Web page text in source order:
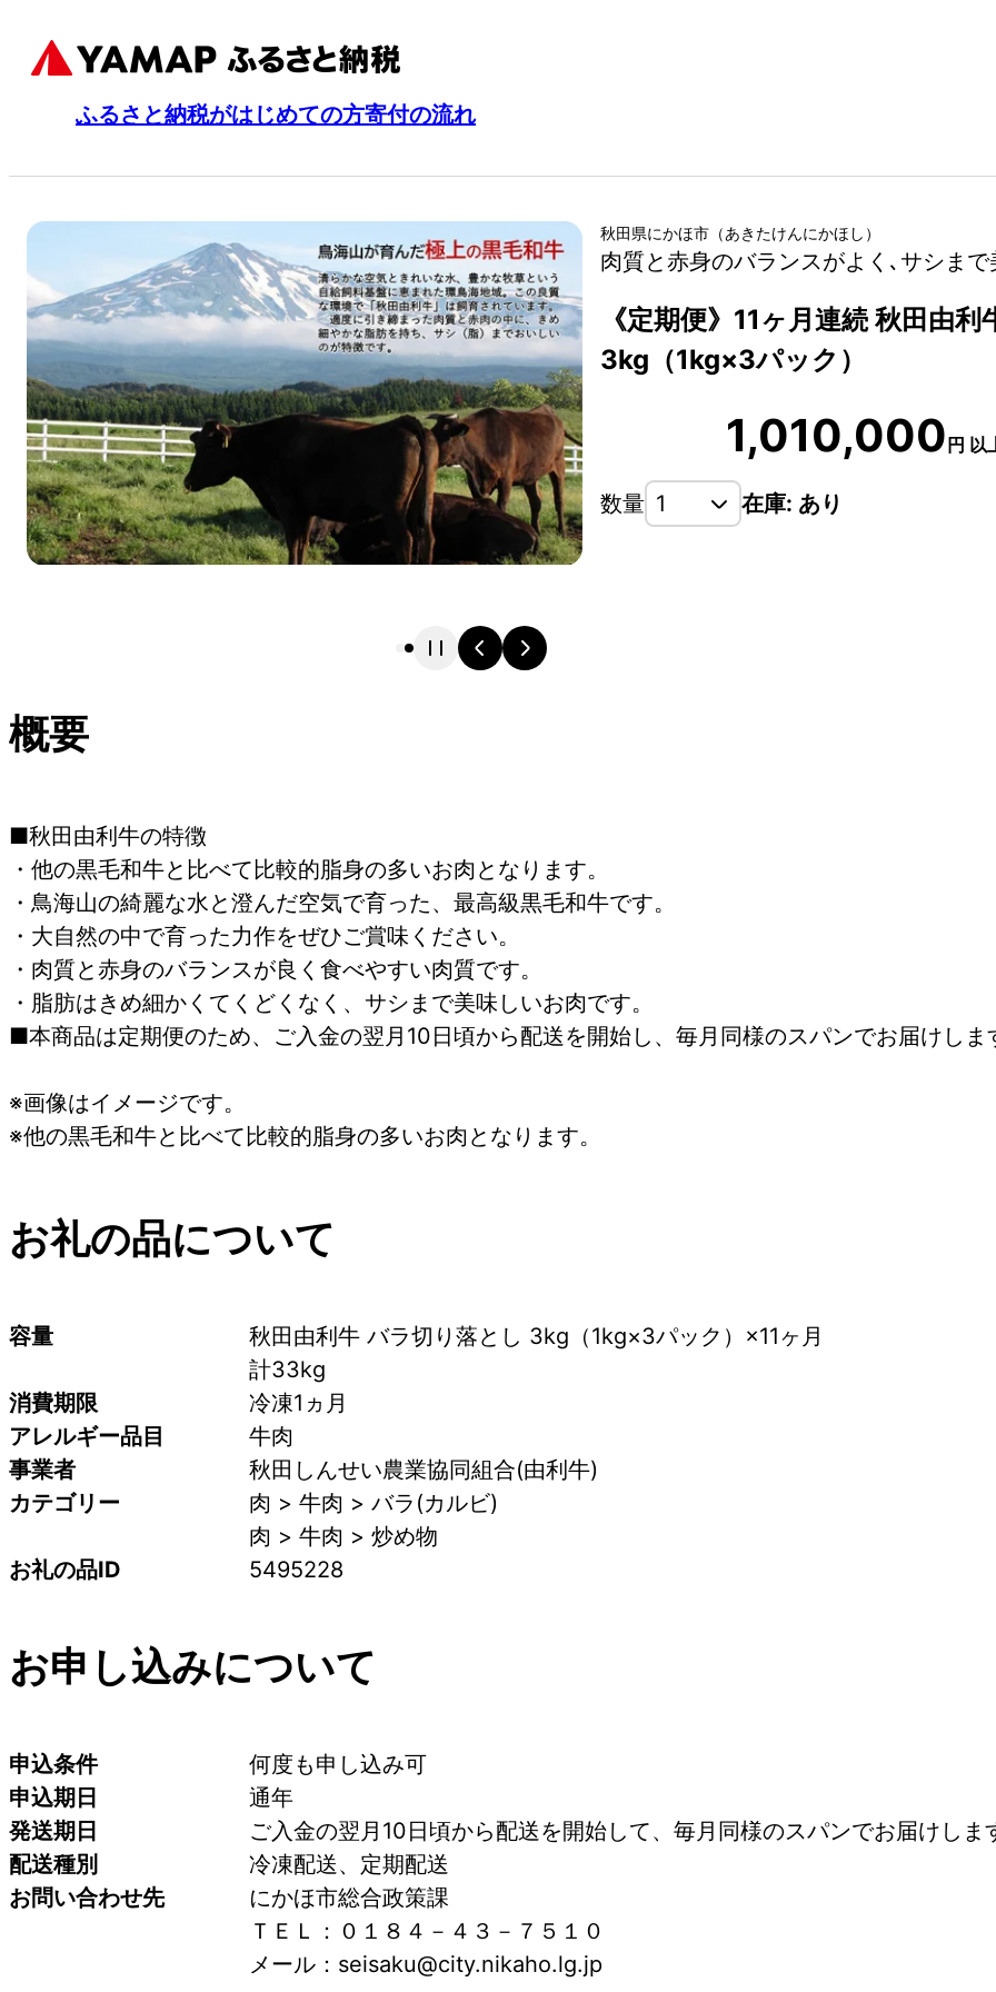
ふるさと納税がはじめての方寄付の流れ
秋田県にかほ市 （あきたけんにかほし ）
肉質と赤身のバランスがよく､サシま
《定期便》11ヶ月連続 秋田由
3kg（1kg×3パック）
1,010,000円 以
数量 在庫: あり
概要
■秋田由利牛の特徴
・他の黒毛和牛と比べて比較的脂身の多いお肉となります。
・鳥海山の綺麗な水と澄んだ空気で育った、最高級黒毛和牛です。
・大自然の中で育った力作をぜひご賞味ください。
・肉質と赤身のバランスが良く食べやすい肉質です。
・脂肪はきめ細かくてくどくなく、サシまで美味しいお肉です。
■本商品は定期便のため、ご入金の翌月10日頃から配送を開始し、毎月同様のスパンでお届けしま
※画像はイメージです。
※他の黒毛和牛と比べて比較的脂身の多いお肉となります。
お礼の品について
容量
秋田由利牛 バラ切り落とし 3kg（1kg×3パック）×11ヶ月
計33kg
消費期限
冷凍1ヵ月
アレルギー品目
牛肉
事業者
秋田しんせい農業協同組合(由利牛)
カテゴリー
肉 > 牛肉 > バラ(カルビ)
肉 > 牛肉 > 炒め物
お礼の品ID
5495228
お申し込みについて
申込条件
何度も申し込み可
申込期日
通年
発送期日
ご入金の翌月10日頃から配送を開始して、毎月同様のスパンでお届けしま
配送種別
冷凍配送、定期配送
お問い合わせ先
にかほ市総合政策課
ＴＥＬ：０１８４－４３－７５１０
メール：seisaku@city.nikaho.lg.jp